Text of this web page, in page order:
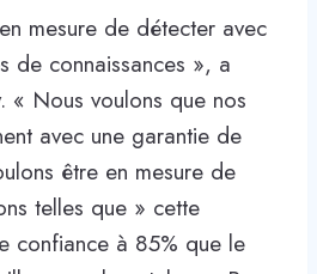
mesure de détecter avec
de connaissances », a
« Nous voulons que nos
avec une garantie de
être en mesure de
telles que » cette
confiance à 85% que le